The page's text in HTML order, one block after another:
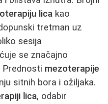
lica kao
tretman uz
sesija
se značajno
Prednosti mezoterapije
sitnih bora i ožiljaka.
lica, odabir